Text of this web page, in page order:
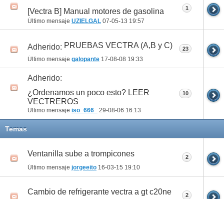
[Vectra B] Manual motores de gasolina
Último mensaje UZIELGAL 07-05-13 19:57
1
Adherido: PRUEBAS VECTRA (A,B y C)
Último mensaje galopante 17-08-08 19:33
23
Adherido:
¿Ordenamos un poco esto? LEER
VECTREROS
Último mensaje iso_666_ 29-08-06 16:13
10
Temas
Ventanilla sube a trompicones
Último mensaje jorgeeito 16-03-15 19:10
2
Cambio de refrigerante vectra a gt c20ne 2